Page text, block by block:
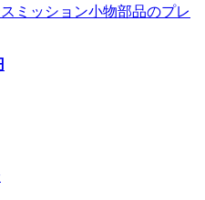
ミッション小物部品のプレ